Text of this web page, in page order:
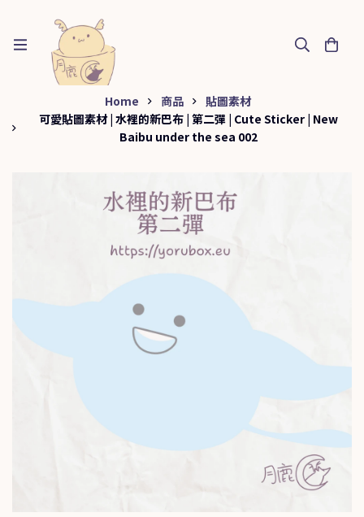
Home 商品
貼圖素材
可愛貼圖素材 | 水裡的新巴布 | 第二彈 | Cute Sticker | New
Baibu under the sea 002